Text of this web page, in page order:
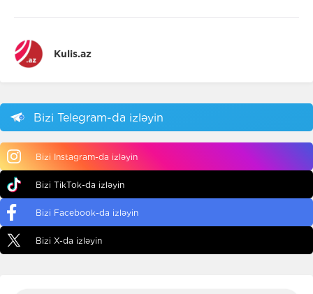
Kulis.az
Bizi Telegram-da izləyin
Bizi Instagram-da izləyin
Bizi TikTok-da izləyin
Bizi Facebook-da izləyin
Bizi X-da izləyin